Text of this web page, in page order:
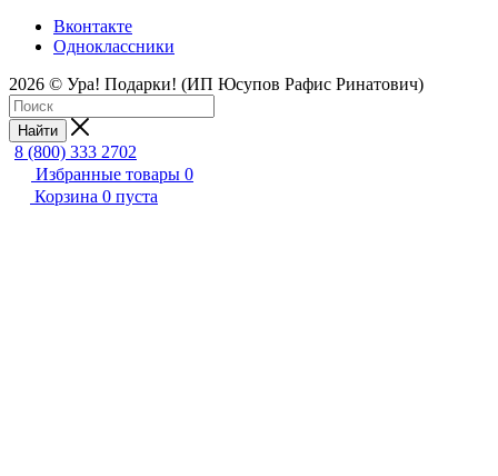
Вконтакте
Одноклассники
2026 © Ура! Подарки! (ИП Юсупов Рафис Ринатович)
Найти
8 (800) 333 2702
Избранные товары 0
Корзина 0 пуста